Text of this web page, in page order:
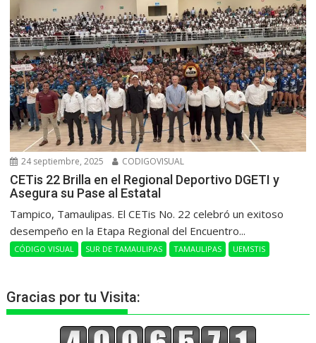
24 septiembre, 2025 CODIGOVISUAL
CETis 22 Brilla en el Regional Deportivo DGETI y
Asegura su Pase al Estatal
Tampico, Tamaulipas. El CETis No. 22 celebró un exitoso
desempeño en la Etapa Regional del Encuentro...
CÓDIGO VISUAL SUR DE TAMAULIPAS TAMAULIPAS UEMSTIS
Gracias por tu Visita: